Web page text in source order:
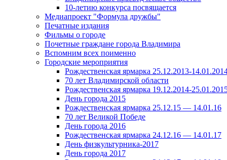
10-летию конкурса посвящается
Медиапроект "Формула дружбы"
Печатные издания
Фильмы о городе
Почетные граждане города Владимира
Вспомним всех поименно
Городские мероприятия
Рождественская ярмарка 25.12.2013-
70 лет Владимирской области
Рождественская ярмарка 19.12.2014-
День города 2015
Рождественская ярмарка 25.12.15 — 14.01.16
70 лет Великой Победе
День города 2016
Рождественская ярмарка 24.12.16 — 14.01.17
День физкультурника-2017
День города 2017